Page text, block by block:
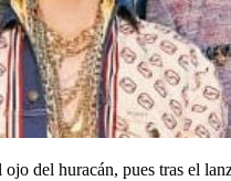
del huracán, pues tras el